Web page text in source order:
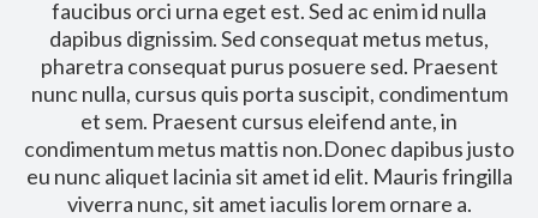
faucibus orci urna eget est. Sed ac enim id nulla
dapibus dignissim. Sed consequat metus metus,
pharetra consequat purus posuere sed. Praesent
nunc nulla, cursus quis porta suscipit, condimentum
et sem. Praesent cursus eleifend ante, in
condimentum metus mattis non.Donec dapibus justo
eu nunc aliquet lacinia sit amet id elit. Mauris fringilla
viverra nunc, sit amet iaculis lorem ornare a.